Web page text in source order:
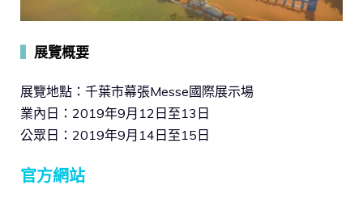
展覽概要
展覽地點：千葉市幕張Messe國際展示場
業內日：2019年9月12日至13日
公眾日：2019年9月14日至15日
官方網站